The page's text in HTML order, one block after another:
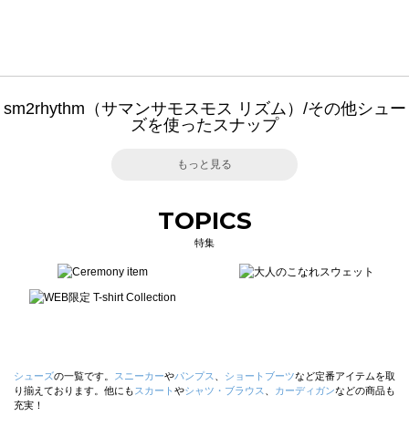
sm2rhythm（サマンサモスモス リズム）/その他シュー
ズを使ったスナップ
もっと見る
TOPICS
特集
シューズの一覧です。 スニーカーやパンプス ショートブーツなど定番アイテムを取
り揃えております。他にも スカート やシャツ・ブラウス カーディガンなどの商品も
充実！